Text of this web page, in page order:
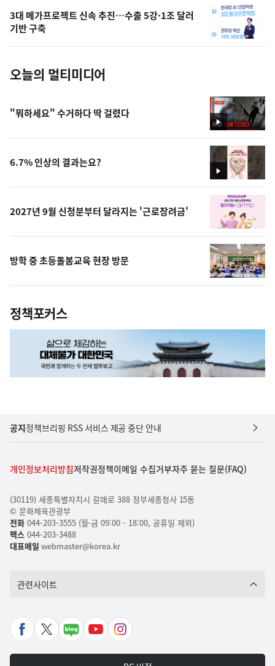
사
진
3대 메가프로젝트 신속 추진…수출 5강·1조 달러
기반 구축
오늘의 멀티미디어
영
상
"뭐하세요" 수거하다 딱 걸렸다
영
상
6.7% 인상의 결과는요?
2027년 9월 신청분부터 달라지는 '근로장려금'
방학 중 초등돌봄교육 현장 방문
정책포커스
공지정책브리핑 RSS 서비스 제공 중단 안내
개인정보처리방침저작권정책이메일 수집거부자주 묻는 질문(FAQ)
(30119) 세종특별자치시 갈매로 388 정부세종청사 15동
© 문화체육관광부
전화044-203-3555 (월-금 09:00 - 18:00, 공휴일 제외)
팩스044-203-3488
대표메일 webmaster@korea.kr
관련사이트
페
X
네
유
인
타